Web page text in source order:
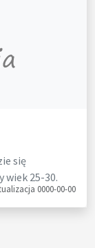
się
wiek 25-30.
0000-00-00